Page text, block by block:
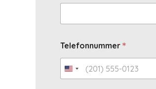
Telefonnummer *